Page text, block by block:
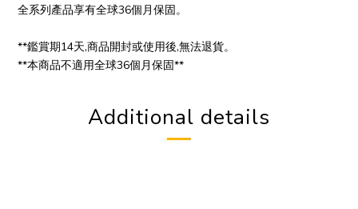
全系列產品享有全球36個月保固。
**鑑賞期14天,商品開封或使用後,無法退貨。
**本商品不適用全球36個月保固**
Additional details